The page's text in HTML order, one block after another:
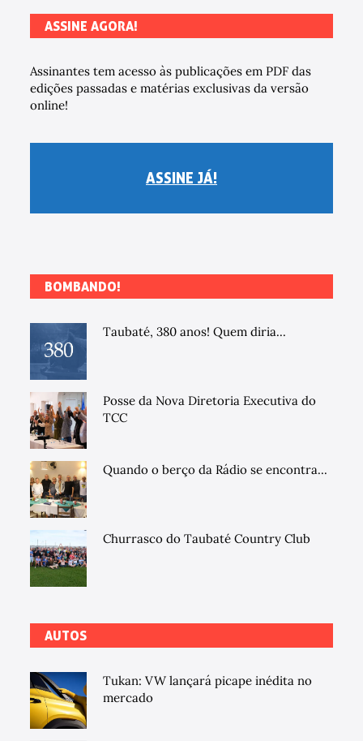
ASSINE AGORA!
Assinantes tem acesso às publicações em PDF das
edições passadas e matérias exclusivas da versão
online!
ASSINE JÁ!
BOMBANDO!
Taubaté, 380 anos! Quem diria...
Posse da Nova Diretoria Executiva do
TCC
Quando o berço da Rádio se encontra...
Churrasco do Taubaté Country Club
AUTOS
Tukan: VW lançará picape inédita no
mercado